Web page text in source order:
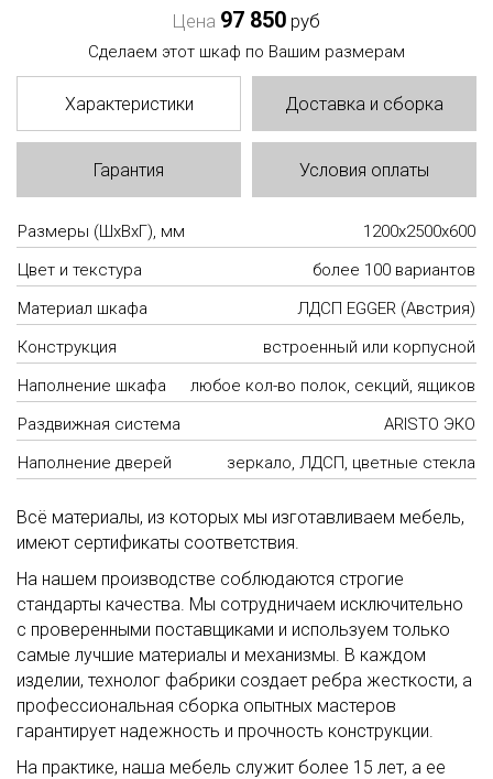
Цена 97 850 руб
Сделаем этот шкаф по Вашим размерам
Характеристики Доставка и сборка
Гарантия Условия оплаты
Размеры (ШxВxГ), мм
1200x2500x600
Цвет и текстура
более 100 вариантов
Материал шкафа
ЛДСП EGGER (Австрия)
Конструкция
встроенный или корпусной
Наполнение шкафа
любое кол-во полок, секций, ящиков
Раздвижная система
ARISTO ЭКО
Наполнение дверей
зеркало, ЛДСП, цветные стекла
Всё материалы, из которых мы изготавливаем мебель,
имеют сертификаты соответствия.
На нашем производстве соблюдаются строгие
стандарты качества. Мы сотрудничаем исключительно
с проверенными поставщиками и используем только
самые лучшие материалы и механизмы. В каждом
изделии, технолог фабрики создает ребра жесткости, а
профессиональная сборка опытных мастеров
гарантирует надежность и прочность конструкции.
На практике, наша мебель служит более 15 лет, а ее